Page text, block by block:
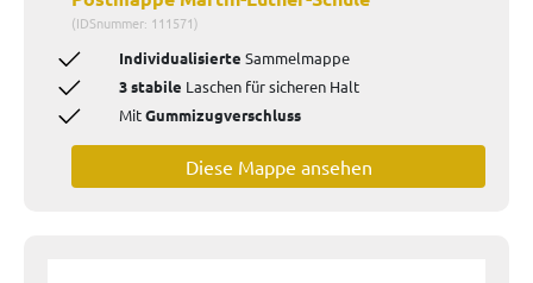
(IDSnummer: 111571)
Individualisierte Sammelmappe
3 stabile Laschen für sicheren Halt
MitGummizugverschluss
Diese Mappe ansehen